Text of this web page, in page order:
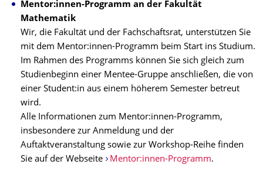
Mentor:innen-Programm an der Fakultät
Mathematik
Wir, die Fakultät und der Fachschaftsrat, unterstützen Sie
mit dem Mentor:innen-Programm beim Start ins Studium.
Im Rahmen des Programms können Sie sich gleich zum
Studienbeginn einer Mentee-Gruppe anschließen, die von
einer Student:in aus einem höherem Semester betreut
wird.
Alle Informationen zum Mentor:innen-Programm,
insbesondere zur Anmeldung und der
Auftaktveranstaltung sowie zur Workshop-Reihe finden
Sie auf der Webseite
Mentor:innen-Programm.